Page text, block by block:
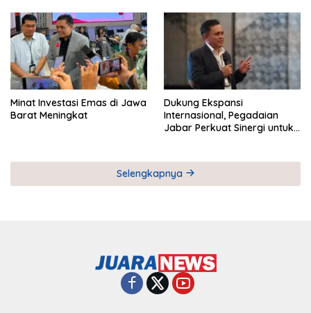
Minat Investasi Emas di Jawa
Barat Meningkat
Dukung Ekspansi
Internasional, Pegadaian
Jabar Perkuat Sinergi untuk
Selengkapnya